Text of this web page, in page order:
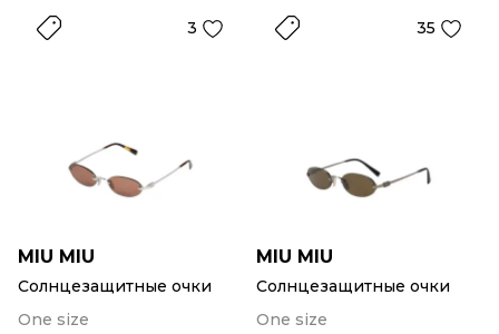
3
MIU MIU
Солнцезащитные очки
One size
35
MIU MIU
Солнцезащитные очки
One size